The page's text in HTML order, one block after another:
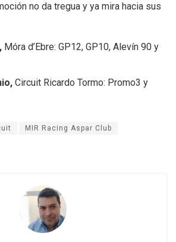
no da tregua y ya mira hacia sus
Móra d’Ebre:GP12, GP10, Alevín 90 y
Circuit Ricardo Tormo: Promo3 y
MIR Racing Aspar Club